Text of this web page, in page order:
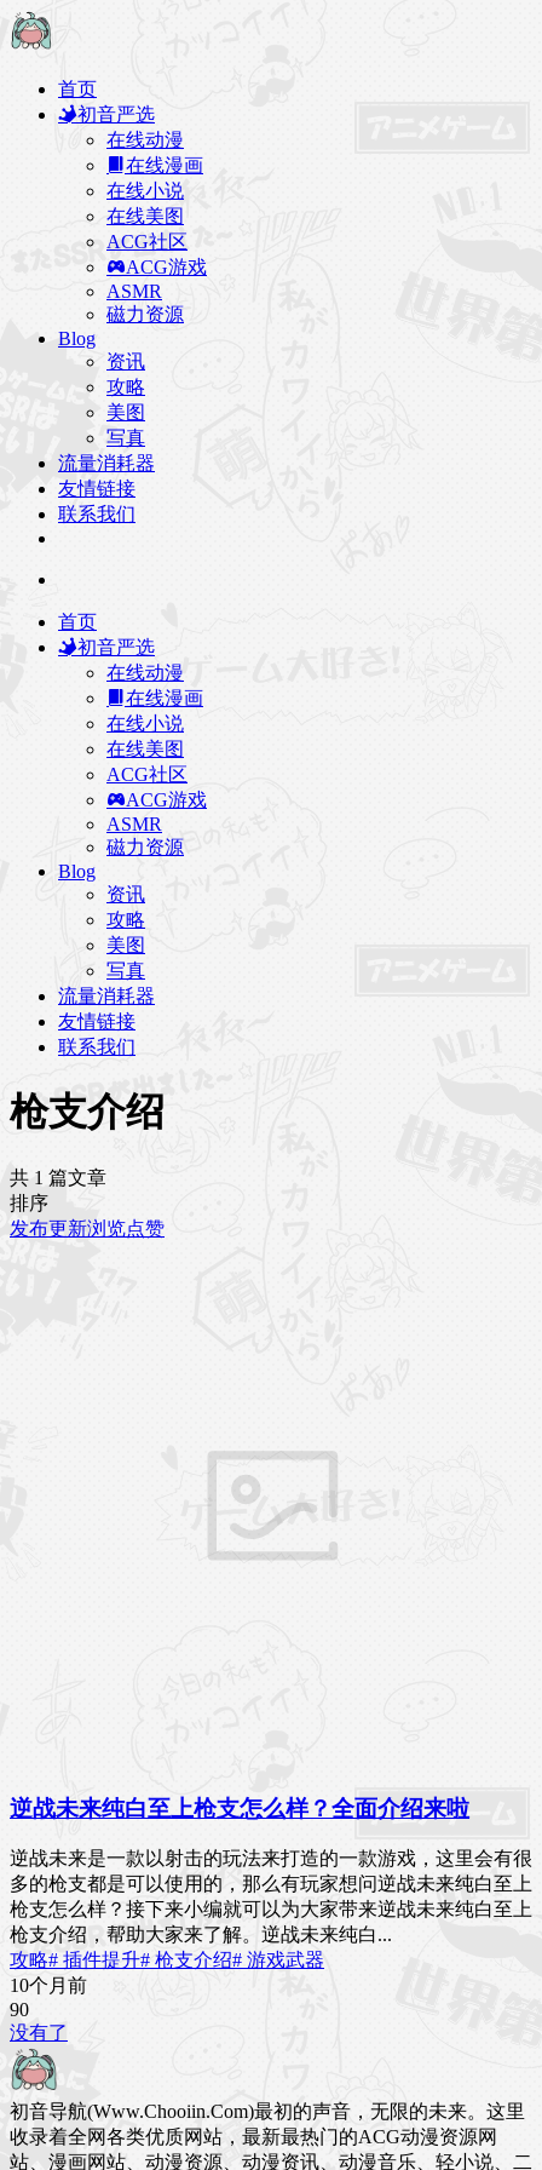
首页
初音严选
在线动漫
在线漫画
在线小说
在线美图
ACG社区
ACG游戏
ASMR
磁力资源
Blog
资讯
攻略
美图
写真
流量消耗器
友情链接
联系我们
首页
初音严选
在线动漫
在线漫画
在线小说
在线美图
ACG社区
ACG游戏
ASMR
磁力资源
Blog
资讯
攻略
美图
写真
流量消耗器
友情链接
联系我们
枪支介绍
共 1 篇文章
排序
发布更新浏览点赞
逆战未来纯白至上枪支怎么样？全面介绍来啦
逆战未来是一款以射击的玩法来打造的一款游戏，这里会有很
多的枪支都是可以使用的，那么有玩家想问逆战未来纯白至上
枪支怎么样？接下来小编就可以为大家带来逆战未来纯白至上
枪支介绍，帮助大家来了解。逆战未来纯白...
攻略# 插件提升# 枪支介绍# 游戏武器
10个月前
90
没有了
初音导航(Www.Chooiin.Com)最初的声音，无限的未来。这里
收录着全网各类优质网站，最新最热门的ACG动漫资源网
站、漫画网站、动漫资源、动漫资讯、动漫音乐、轻小说、二